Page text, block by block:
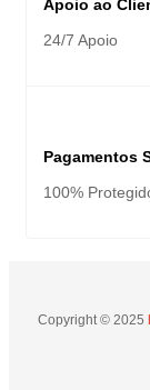
Apoio ao
24/7 Apoio
Pagamentos
100%
Copyright © 2025